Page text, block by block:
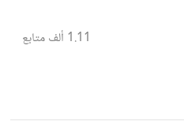
1.11 ألف متابع